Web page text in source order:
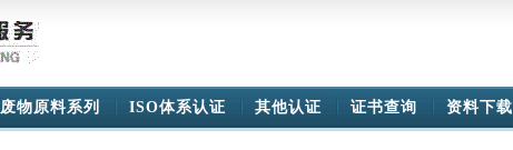
废物原料系列 ISO体系认证 其他认证 证书查询 资料下载